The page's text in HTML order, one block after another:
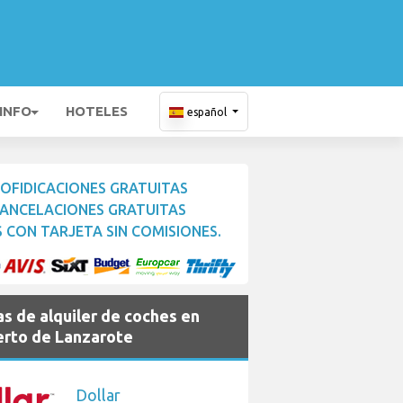
HOTELES español
GRATUITAS
GRATUITAS
CON TARJETA SIN COMISIONES.
de alquiler de coches en
de Lanzarote
Dollar